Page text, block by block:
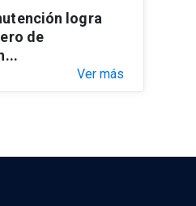
logra
de
Ver más